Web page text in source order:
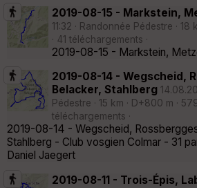
2019-08-15 - Markstein,
11:32 · Randonnée Pédestre ·
· 41 téléchargements ·
2019-08-15 - Markstein,
2019-08-14 - Wegscheid,
Belacker, Stahlberg
Pédestre · 15 km · D+800 m ·
téléchargements ·
2019-08-14 - Wegscheid,
Stahlberg - Club vosgien Colmar - 31
Daniel Jaegert
2019-08-11 - Trois-Épis,